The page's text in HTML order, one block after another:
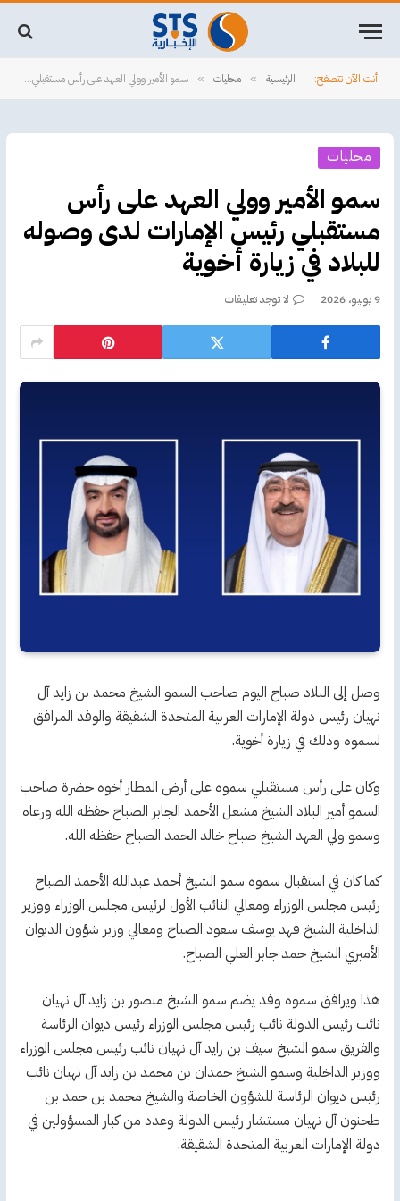
أنت الآن تتصفح: الرئيسية » محليات » سمو الأمير وولي العهد على رأس مستقبلي رئيس الإمارات لدى وصوله للبلاد في زيارة أخوية
محليات
سمو الأمير وولي العهد على رأس
مستقبلي رئيس الإمارات لدى وصوله
للبلاد في زيارة أخوية
9 يوليو، 2026 لا توجد تعليقات
وصل إلى البلاد صباح اليوم صاحب السمو الشيخ محمد بن زايد آل
نهيان رئيس دولة الإمارات العربية المتحدة الشقيقة والوفد المرافق
لسموه وذلك في زيارة أخوية.
وكان على رأس مستقبلي سموه على أرض المطار أخوه حضرة صاحب
السمو أمير البلاد الشيخ مشعل الأحمد الجابر الصباح حفظه الله ورعاه
وسمو ولي العهد الشيخ صباح خالد الحمد الصباح حفظه الله.
كما كان في استقبال سموه سمو الشيخ أحمد عبدالله الأحمد الصباح
رئيس مجلس الوزراء ومعالي النائب الأول لرئيس مجلس الوزراء ووزير
الداخلية الشيخ فهد يوسف سعود الصباح ومعالي وزير شؤون الديوان
الأميري الشيخ حمد جابر العلي الصباح.
هذا ويرافق سموه وفد يضم سمو الشيخ منصور بن زايد آل نهيان
نائب رئيس الدولة نائب رئيس مجلس الوزراء رئيس ديوان الرئاسة
والفريق سمو الشيخ سيف بن زايد آل نهيان نائب رئيس مجلس الوزراء
ووزير الداخلية وسمو الشيخ حمدان بن محمد بن زايد آل نهيان نائب
رئيس ديوان الرئاسة للشؤون الخاصة والشيخ محمد بن حمد بن
طحنون آل نهيان مستشار رئيس الدولة وعدد من كبار المسؤولين في
دولة الإمارات العربية المتحدة الشقيقة.